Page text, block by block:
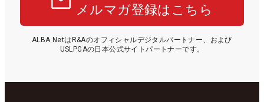
メルマガ登録はこちら
ALBA NetはR&Aのオフィシャルデジタルパートナー、および
USLPGAの日本公式サイトパートナーです。